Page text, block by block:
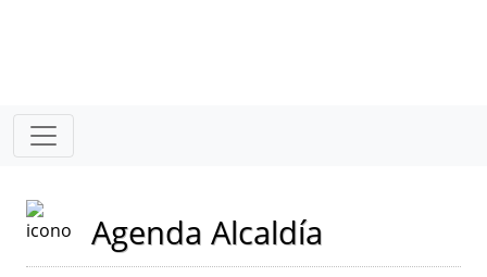
Agenda Alcaldía